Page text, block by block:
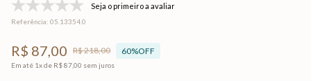
Seja o primeiro a avaliar
Referência: 05.13354.0
R$ 87,00 R$218,00 60%OFF
Em até 1x de R$8700 sem juros